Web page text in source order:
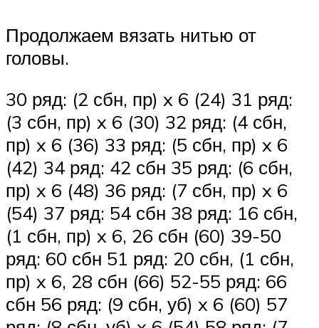
Продолжаем вязать нитью от
головы.
30 ряд: (2 сбн, пр) x 6 (24) 31 ряд:
(3 сбн, пр) x 6 (30) 32 ряд: (4 сбн,
пр) x 6 (36) 33 ряд: (5 сбн, пр) x 6
(42) 34 ряд: 42 сбн 35 ряд: (6 сбн,
пр) x 6 (48) 36 ряд: (7 сбн, пр) x 6
(54) 37 ряд: 54 сбн 38 ряд: 16 сбн,
(1 сбн, пр) x 6, 26 сбн (60) 39-50
ряд: 60 сбн 51 ряд: 20 сбн, (1 сбн,
пр) x 6, 28 сбн (66) 52-55 ряд: 66
сбн 56 ряд: (9 сбн, уб) x 6 (60) 57